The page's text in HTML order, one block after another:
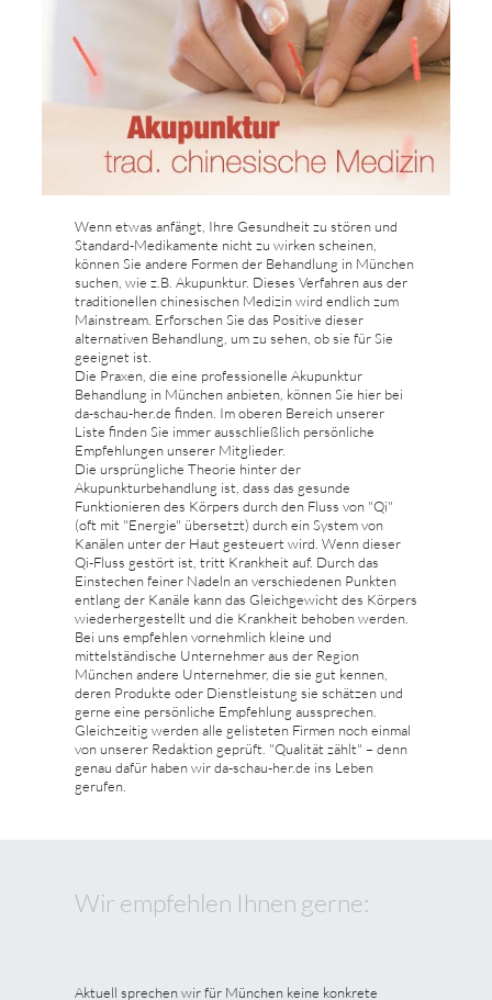
Wenn etwas anfängt, Ihre Gesundheit zu stören und
Standard-Medikamente nicht zu wirken scheinen,
können Sie andere Formen der Behandlung in München
suchen, wie z.B. Akupunktur. Dieses Verfahren aus der
traditionellen chinesischen Medizin wird endlich zum
Mainstream. Erforschen Sie das Positive dieser
alternativen Behandlung, um zu sehen, ob sie für Sie
geeignet ist.
Die Praxen, die eine professionelle Akupunktur
Behandlung in München anbieten, können Sie hier bei
da-schau-her.de finden. Im oberen Bereich unserer
Liste finden Sie immer ausschließlich persönliche
Empfehlungen unserer Mitglieder.
Die ursprüngliche Theorie hinter der
Akupunkturbehandlung ist, dass das gesunde
Funktionieren des Körpers durch den Fluss von "Qi"
(oft mit "Energie" übersetzt) durch ein System von
Kanälen unter der Haut gesteuert wird. Wenn dieser
Qi-Fluss gestört ist, tritt Krankheit auf. Durch das
Einstechen feiner Nadeln an verschiedenen Punkten
entlang der Kanäle kann das Gleichgewicht des Körpers
wiederhergestellt und die Krankheit behoben werden.
Bei uns empfehlen vornehmlich kleine und
mittelständische Unternehmer aus der Region
München andere Unternehmer, die sie gut kennen,
deren Produkte oder Dienstleistung sie schätzen und
gerne eine persönliche Empfehlung aussprechen.
Gleichzeitig werden alle gelisteten Firmen noch einmal
von unserer Redaktion geprüft. "Qualität zählt" – denn
genau dafür haben wir da-schau-her.de ins Leben
gerufen.
Wir empfehlen Ihnen gerne:
Aktuell sprechen wir für München keine konkrete